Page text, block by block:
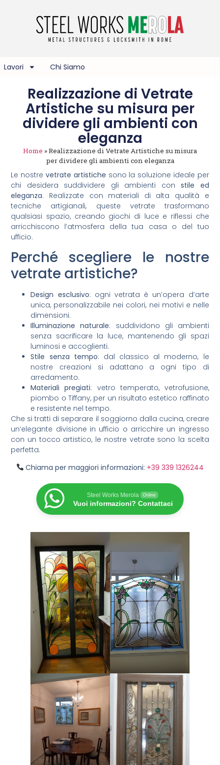
Lavori Chi Siamo
Realizzazione di Vetrate
Artistiche su misura per
dividere gli ambienti con
eleganza
Home »Realizzazione di Vetrate Artistiche su misura
per dividere gli ambienti con eleganza
Le nostre vetrate artistiche sono la soluzione ideale per
chi desidera suddividere gli ambienti constile ed
eleganza. Realizzate con materiali di alta qualità e
tecniche artigianali, queste vetrate trasformano
qualsiasi spazio, creando giochi di luce e riflessi che
arricchiscono l’atmosfera della tua casa o del tuo
ufficio.
Perché scegliere le nostre
vetrate artistiche?
Design esclusivo: ogni vetrata è un’opera d’arte
unica, personalizzabile nei colori, nei motivi e nelle
dimensioni.
Illuminazione naturale: suddividono gli ambienti
senza sacrificare la luce, mantenendo gli spazi
luminosi e accoglienti.
Stile senza tempo: dal classico al moderno, le
nostre creazioni si adattano a ogni tipo di
arredamento.
Materiali pregiati: vetro temperato, vetrofusione,
piombo o Tiffany, per un risultato estetico raffinato
e resistente nel tempo.
Che si tratti di separare il soggiorno dalla cucina, creare
un’elegante divisione in ufficio o arricchire un ingresso
con un tocco artistico, le nostre vetrate sono la scelta
perfetta.
Chiama per maggiori informazioni: +39 339 1326244
Steel Works Merola Online
Vuoi informazioni? Contattaci